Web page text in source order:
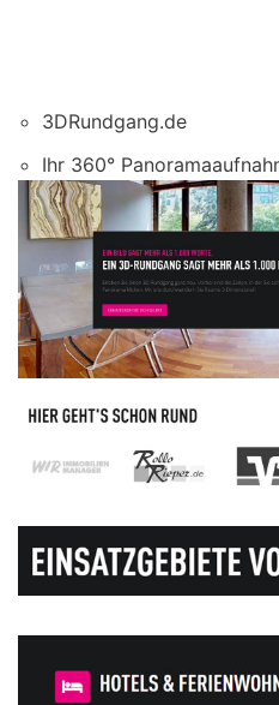
3DRundgang.de
Ihr 360°